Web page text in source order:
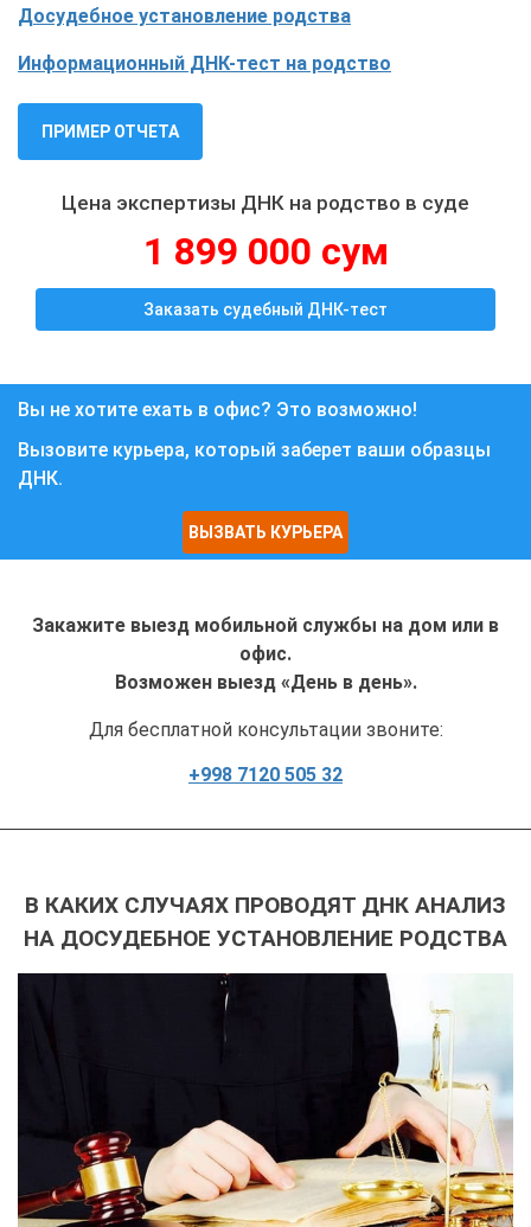
Досудебное установление родства
Информационный ДНК-тест на родство
ПРИМЕР ОТЧЕТА
Цена экспертизы ДНК на родство в суде
1 899 000 сум
Заказать судебный ДНК-тест
Вы не хотите ехать в офис? Это возможно!
Вызовите курьера, который заберет ваши образцы
ДНК.
ВЫЗВАТЬ КУРЬЕРА
Закажите выезд мобильной службы на дом или в
офис.
Возможен выезд «День в день».
Для бесплатной консультации звоните:
+998 7120 505 32
В КАКИХ СЛУЧАЯХ ПРОВОДЯТ ДНК АНАЛИЗ
НА ДОСУДЕБНОЕ УСТАНОВЛЕНИЕ РОДСТВА